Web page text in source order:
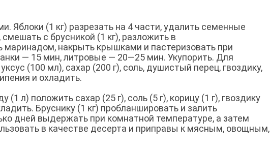
Яблоки (1 кг) разрезать на 4 части, удалить семенные
с брусникой (1 кг), разложить в
маринадом, накрыть крышками и пастеризовать при
— 15 мин, литровые — 20—25 мин. Укупорить. Для
(100 мл), сахар (200 г), соль, душистый перец, гвоздику,
и охладить.
(1 л) положить сахар (25 г), соль (5 г), корицу (1 г), гвоздику
Бруснику (1 кг) пробланшировать и залить
дней выдержать при комнатной температуре, а затем
в качестве десерта и приправы к мясным, овощным,